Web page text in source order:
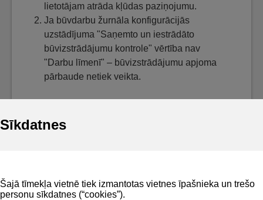
Sīkdatnes
Šajā tīmekļa vietnē tiek izmantotas vietnes īpašnieka un trešo
personu sīkdatnes (“cookies”).
lietotājam atrāda kļūdas paziņojumu.
Ja būvdarbu žurnāla konfigurācijās
uzstādījuma "Saņemto un iestrādāto
būvizstrādājumu kontrole" vērtība nav
"Darbu līmenī" – būvizstrādājumu apjoma
pārbaude netiek veikta.
Privātuma politika